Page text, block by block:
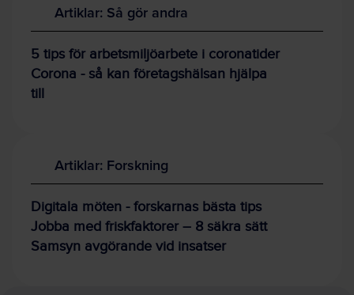
Artiklar: Så gör andra
5 tips för arbetsmiljöarbete i coronatider
Corona - så kan företagshälsan hjälpa
till
Artiklar: Forskning
Digitala möten - forskarnas bästa tips
Jobba med friskfaktorer – 8 säkra sätt
Samsyn avgörande vid insatser